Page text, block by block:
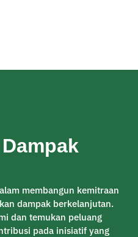
membangun kemitraan
dampak berkelanjutan.
dan temukan peluang
pada inisiatif yang